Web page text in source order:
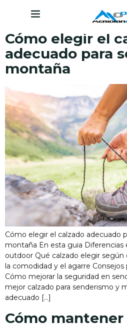
Cómo elegir el
adecuado para
montaña
Cómo elegir el calzado adecuado
montaña En esta guia Diferencias
outdoor Qué calzado elegir
la comodidad y el agarre
Cómo mejorar la seguridad en
mejor calzado para senderismo y
adecuado […]
Cómo